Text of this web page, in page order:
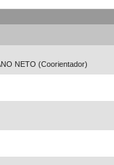
NETO (Coorientador)